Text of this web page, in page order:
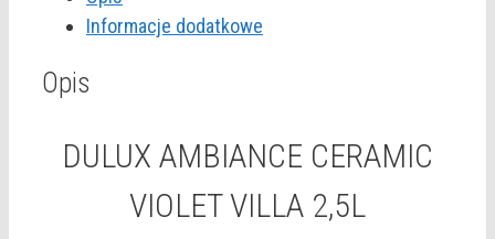
Informacje dodatkowe
Opis
DULUX AMBIANCE CERAMIC
VIOLET VILLA 2,5L